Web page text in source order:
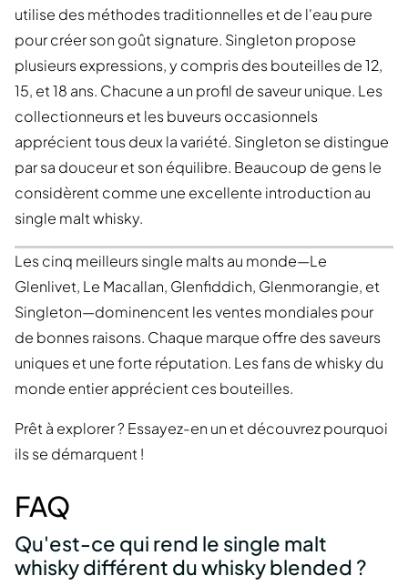
utilise des méthodes traditionnelles et de l'eau pure
pour créer son goût signature. Singleton propose
plusieurs expressions, y compris des bouteilles de 12,
15, et 18 ans. Chacune a un profil de saveur unique. Les
collectionneurs et les buveurs occasionnels
apprécient tous deux la variété. Singleton se distingue
par sa douceur et son équilibre. Beaucoup de gens le
considèrent comme une excellente introduction au
single malt whisky.
Les cinq meilleurs single malts au monde—Le
Glenlivet, Le Macallan, Glenfiddich, Glenmorangie, et
Singleton—dominencent les ventes mondiales pour
de bonnes raisons. Chaque marque offre des saveurs
uniques et une forte réputation. Les fans de whisky du
monde entier apprécient ces bouteilles.
Prêt à explorer ? Essayez-en un et découvrez pourquoi
ils se démarquent !
FAQ
Qu'est-ce qui rend le single malt
whisky différent du whisky blended ?